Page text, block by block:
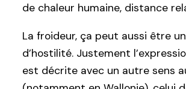
de chaleur humaine, distance
La froideur, ça peut aussi être
d’hostilité. Justement
est décrite avec un autre sens